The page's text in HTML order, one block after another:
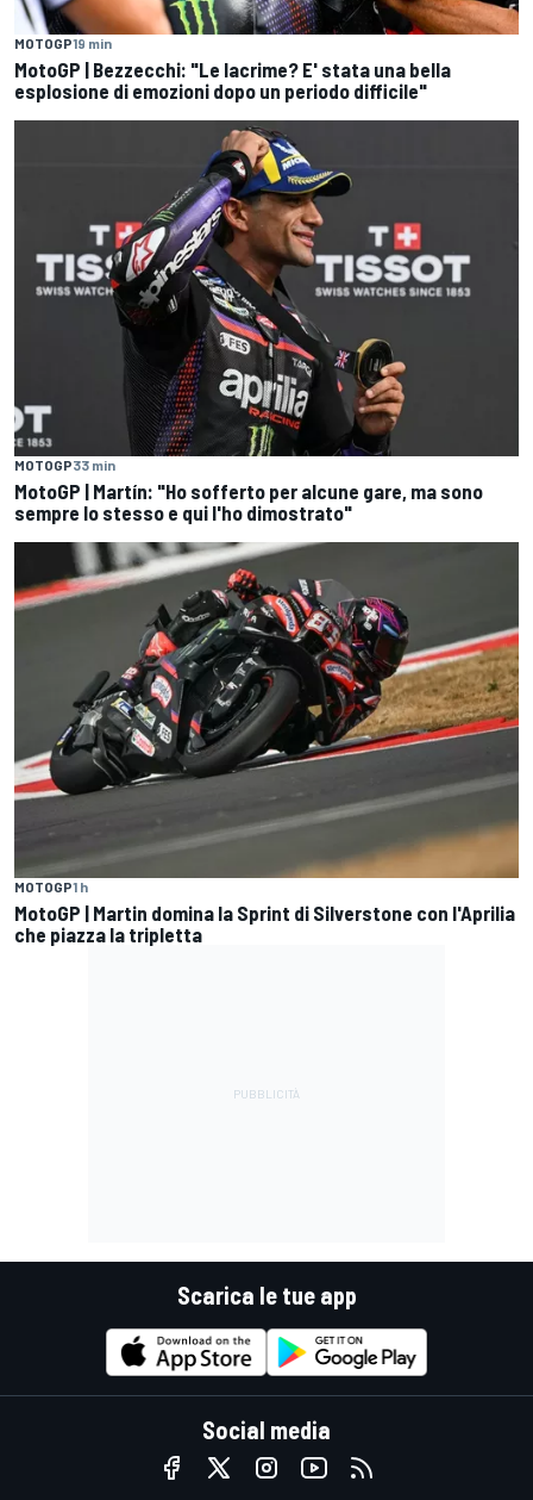
MOTOGP19 min
MotoGP | Bezzecchi: "Le lacrime? E' stata una bella
esplosione di emozioni dopo un periodo difficile"
MOTOGP33 min
MotoGP | Martín: "Ho sofferto per alcune gare, ma sono
sempre lo stesso e qui l'ho dimostrato"
MOTOGP1 h
MotoGP | Martin domina la Sprint di Silverstone con l'Aprilia
che piazza la tripletta
Scarica le tue app
Social media